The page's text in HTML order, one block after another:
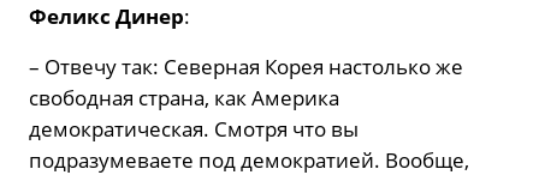
Феликс Динер:
– Отвечу так: Северная Корея настолько же
свободная страна, как Америка
демократическая. Смотря что вы
подразумеваете под демократией. Вообще,